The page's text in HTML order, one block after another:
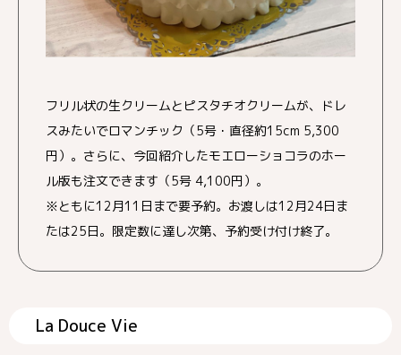
フリル状の生クリームとピスタチオクリームが、ドレ
スみたいでロマンチック（5号・直径約15cm 5,300
円）。さらに、今回紹介したモエローショコラのホー
ル版も注文できます（5号 4,100円）。
※ともに12月11日まで要予約。お渡しは12月24日ま
たは25日。限定数に達し次第、予約受け付け終了。
La Douce Vie